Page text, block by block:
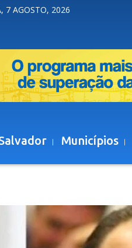
7 AGOSTO, 2026
Municípios